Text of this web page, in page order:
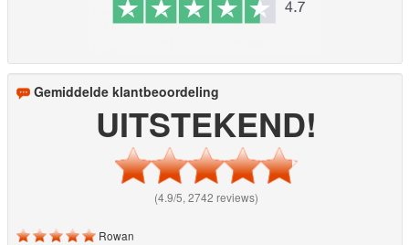
Gemiddelde klantbeoordeling
UITSTEKEND!
(4.9/5, 2742 reviews)
Rowan